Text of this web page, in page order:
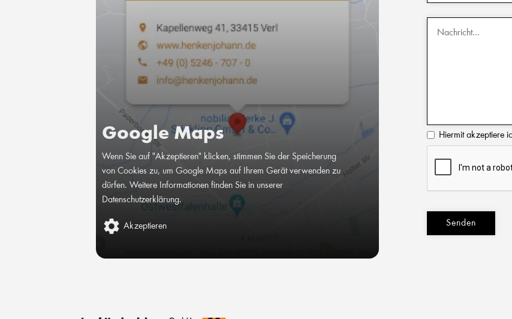
Google Maps
Wenn Sie auf "Akzeptieren" klicken, stimmen Sie der Speicherung
von Cookies zu, um Google Maps auf Ihrem Gerät verwenden zu
dürfen. Weitere Informationen finden Sie in unserer
Datenschutzerklärung.
Akzeptieren
Hiermit akzeptiere